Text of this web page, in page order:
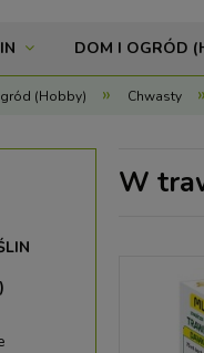
DOM I OGRÓD
(Hobby) » Chwasty »
W